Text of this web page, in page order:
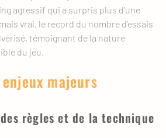
agressif qui a surpris plus d’une
vrai, le record du nombre d’essais
témoignant de la nature
du jeu.
majeurs
règles et de la technique